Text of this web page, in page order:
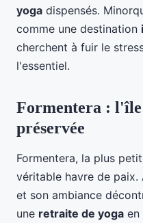
yoga dispensés.
comme une destination
cherchent à fuir le
l'essentiel.
Formentera : l'île
préservée
Formentera, la plus
véritable havre de paix.
et son ambiance
une retraite de yoga en